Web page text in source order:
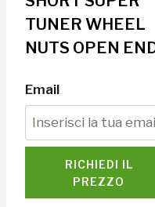
TUNER WHEEL
NUTS OPEN
Email
RICHIEDI IL
PREZZO